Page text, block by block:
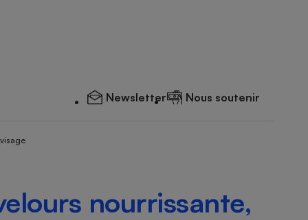
Newsletter Nous soutenir
nourrissante,